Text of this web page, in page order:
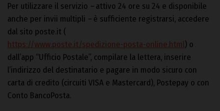
Per utilizzare il servizio –attivo 24 ore su 24 e disponibile
anche per invii multipli –è sufficiente registrarsi, accedere
dal sito poste.it (
https://www.poste.it/spedizione-posta-online.html) o
dall’app “Ufficio Postale”, compilare la lettera, inserire
l’indirizzo del destinatario e pagare in modo sicuro con
carta di credito (circuiti VISA e Mastercard), Postepay o con
Conto BancoPosta.